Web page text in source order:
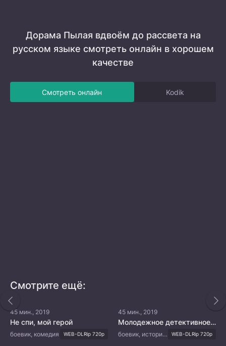
Дорама Пылая вдвоём до рассвета на
русском языке смотреть онлайн в хорошем
качестве
Смотреть онлайн Kodik
Смотрите ещё:
45 мин., 2019
Не спи, мой герой
боевик, комедия WEB-DLRip 720p
45 мин., 2019
Молодежное детективное агентство Китайской республики
боевик, история, мистика, романтика WEB-DLRip 720p